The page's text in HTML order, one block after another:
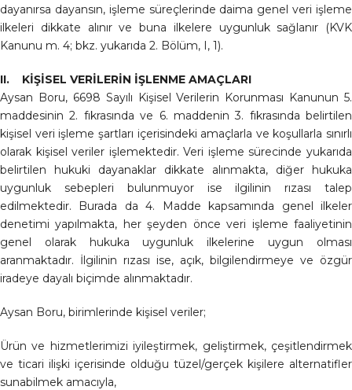
dayanırsa dayansın, işleme süreçlerinde daima genel veri işleme
ilkeleri dikkate alınır ve buna ilkelere uygunluk sağlanır (KVK
Kanunu m. 4; bkz. yukarıda 2. Bölüm, I, 1).
II. KİŞİSEL VERİLERİN İŞLENME AMAÇLARI
Aysan Boru, 6698 Sayılı Kişisel Verilerin Korunması Kanunun 5.
maddesinin 2. fıkrasında ve 6. maddenin 3. fıkrasında belirtilen
kişisel veri işleme şartları içerisindeki amaçlarla ve koşullarla sınırlı
olarak kişisel veriler işlemektedir. Veri işleme sürecinde yukarıda
belirtilen hukuki dayanaklar dikkate alınmakta, diğer hukuka
uygunluk sebepleri bulunmuyor ise ilgilinin rızası talep
edilmektedir. Burada da 4. Madde kapsamında genel ilkeler
denetimi yapılmakta, her şeyden önce veri işleme faaliyetinin
genel olarak hukuka uygunluk ilkelerine uygun olması
aranmaktadır. İlgilinin rızası ise, açık, bilgilendirmeye ve özgür
iradeye dayalı biçimde alınmaktadır.
Aysan Boru, birimlerinde kişisel veriler;
Ürün ve hizmetlerimizi iyileştirmek, geliştirmek, çeşitlendirmek
ve ticari ilişki içerisinde olduğu tüzel/gerçek kişilere alternatifler
sunabilmek amacıyla,